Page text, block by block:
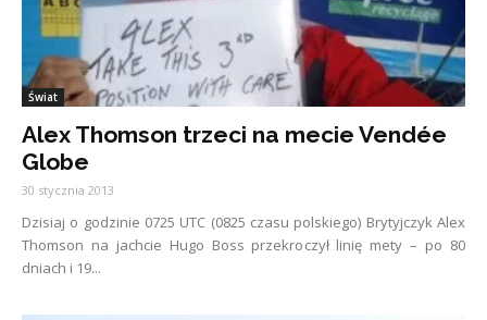
Świat
Alex Thomson trzeci na mecie Vendée
Globe
30 stycznia 2013
Dzisiaj o godzinie 0725 UTC (0825 czasu polskiego) Brytyjczyk Alex
Thomson na jachcie Hugo Boss przekroczył linię mety – po 80
dniach i 19...